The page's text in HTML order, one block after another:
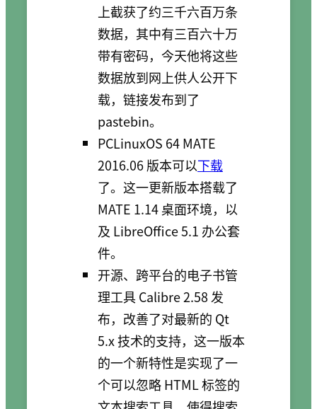
上截获了约三千六百万条
数据，其中有三百六十万
带有密码，今天他将这些
数据放到网上供人公开下
载，链接发布到了
pastebin。
PCLinuxOS 64 MATE
2016.06 版本可以下载
了。这一更新版本搭载了
MATE 1.14 桌面环境，以
及 LibreOffice 5.1 办公套
件。
开源、跨平台的电子书管
理工具 Calibre 2.58 发
布，改善了对最新的 Qt
5.x 技术的支持，这一版本
的一个新特性是实现了一
个可以忽略 HTML 标签的